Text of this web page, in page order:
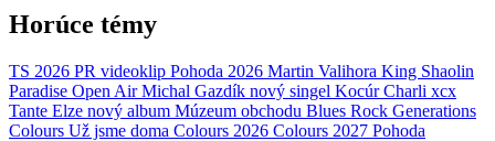
Horúce témy
TS 2026 PR videoklip Pohoda 2026 Martin Valihora King Shaolin
Paradise Open Air Michal Gazdík nový singel Kocúr Charli xcx
Tante Elze nový album Múzeum obchodu Blues Rock Generations
Colours Už jsme doma Colours 2026 Colours 2027 Pohoda